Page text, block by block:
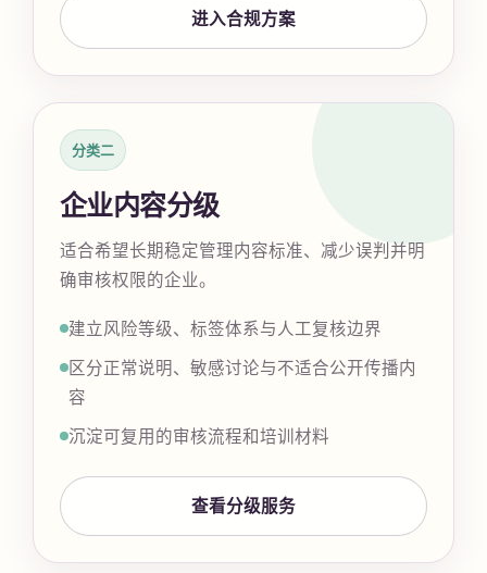
进入合规方案
分类二
企业内容分级
适合希望长期稳定管理内容标准、减少误判并明
确审核权限的企业。
建立风险等级、标签体系与人工复核边界
区分正常说明、敏感讨论与不适合公开传播内
容
沉淀可复用的审核流程和培训材料
查看分级服务